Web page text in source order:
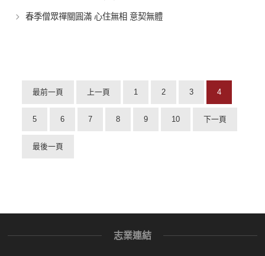
春季僧眾禪關圓滿 心住無相 意契無體
最前一頁 上一頁 1 2 3 4
5 6 7 8 9 10 下一頁
最後一頁
志業連結